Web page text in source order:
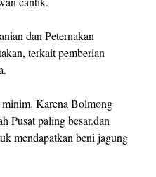
dan Peternakan
terkait pemberian
Karena Bolmong
Pusat paling besar.dan
mendapatkan beni jagung